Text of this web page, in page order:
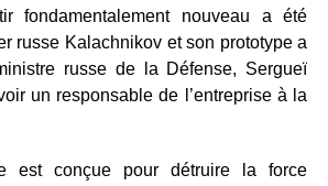
fondamentalement nouveau a été
russe Kalachnikov et son prototype a
russe de la Défense, Sergueï
un responsable de l’entreprise à la
est conçue pour détruire la force